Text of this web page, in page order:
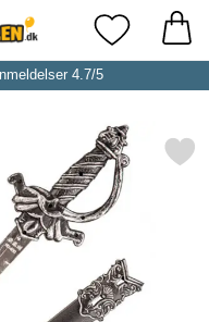
AB Mine
4.7/5
Markér gråt Sværd med